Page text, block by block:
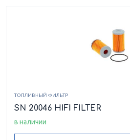
ТОПЛИВНЫЙ ФИЛЬТР
SN 20046 HIFI FILTER
в наличии